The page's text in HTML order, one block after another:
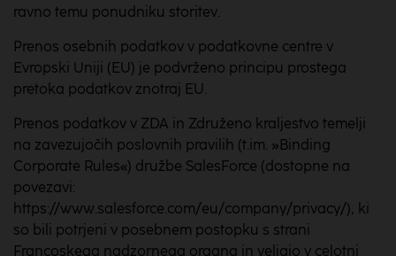
ravno temu ponudniku storitev.
Prenos osebnih podatkov v podatkovne centre v
Evropski Uniji (EU) je podvrženo principu prostega
pretoka podatkov znotraj EU.
Prenos podatkov v ZDA in Združeno kraljestvo temelji
na zavezujočih poslovnih pravilih (t.im. »Binding
Corporate Rules«) družbe SalesForce (dostopne na
povezavi:
https://www.salesforce.com/eu/company/privacy/), ki
so bili potrjeni v posebnem postopku s strani
Francoskega nadzornega organa in veljajo v celotni